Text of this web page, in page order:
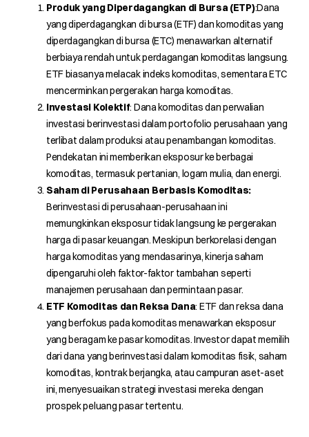
Produk yang Diperdagangkan di Bursa (ETP):Dana
yang diperdagangkan di bursa (ETF) dan komoditas yang
diperdagangkan di bursa (ETC) menawarkan alternatif
berbiaya rendah untuk perdagangan komoditas langsung.
ETF biasanya melacak indeks komoditas, sementara ETC
mencerminkan pergerakan harga komoditas.
Investasi Kolektif: Dana komoditas dan perwalian
investasi berinvestasi dalam portofolio perusahaan yang
terlibat dalam produksi atau penambangan komoditas.
Pendekatan ini memberikan eksposur ke berbagai
komoditas, termasuk pertanian, logam mulia, dan energi.
Saham di Perusahaan Berbasis Komoditas:
Berinvestasi di perusahaan-perusahaan ini
memungkinkan eksposur tidak langsung ke pergerakan
harga di pasar keuangan. Meskipun berkorelasi dengan
harga komoditas yang mendasarinya, kinerja saham
dipengaruhi oleh faktor-faktor tambahan seperti
manajemen perusahaan dan permintaan pasar.
ETF Komoditas dan Reksa Dana: ETF dan reksa dana
yang berfokus pada komoditas menawarkan eksposur
yang beragam ke pasar komoditas. Investor dapat memilih
dari dana yang berinvestasi dalam komoditas fisik, saham
komoditas, kontrak berjangka, atau campuran aset-aset
ini, menyesuaikan strategi investasi mereka dengan
prospek peluang pasar tertentu.